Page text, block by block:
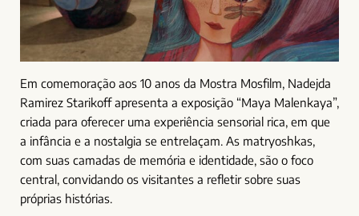
Em comemoração aos 10 anos da Mostra Mosfilm, Nadejda
Ramirez Starikoff apresenta a exposição “Maya Malenkaya”,
criada para oferecer uma experiência sensorial rica, em que
a infância e a nostalgia se entrelaçam. As matryoshkas,
com suas camadas de memória e identidade, são o foco
central, convidando os visitantes a refletir sobre suas
próprias histórias.